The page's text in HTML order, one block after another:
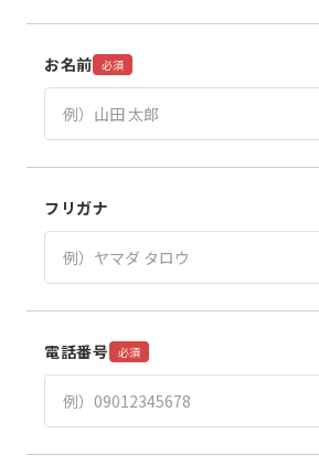
お名前 必須
フリガナ
電話番号 必須